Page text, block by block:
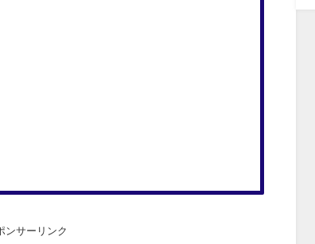
ンサーリンク